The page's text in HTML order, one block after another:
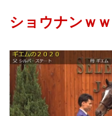
ショウナンｗ